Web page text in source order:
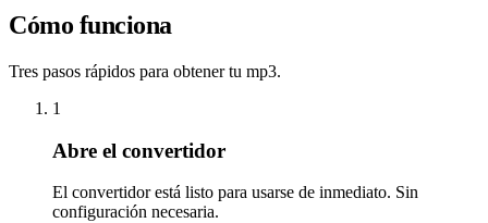
Cómo funciona
Tres pasos rápidos para obtener tu mp3.
1
Abre el convertidor
El convertidor está listo para usarse de inmediato. Sin
configuración necesaria.